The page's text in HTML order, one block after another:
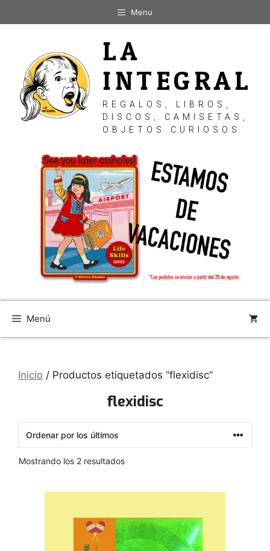
al
Menu
LA
INTEGRAL
REGALOS, LIBROS,
DISCOS, CAMISETAS,
OBJETOS CURIOSOS
Menú
Inicio / Productos etiquetados “flexidisc”
flexidisc
Mostrando los 2 resultadosOrdenado